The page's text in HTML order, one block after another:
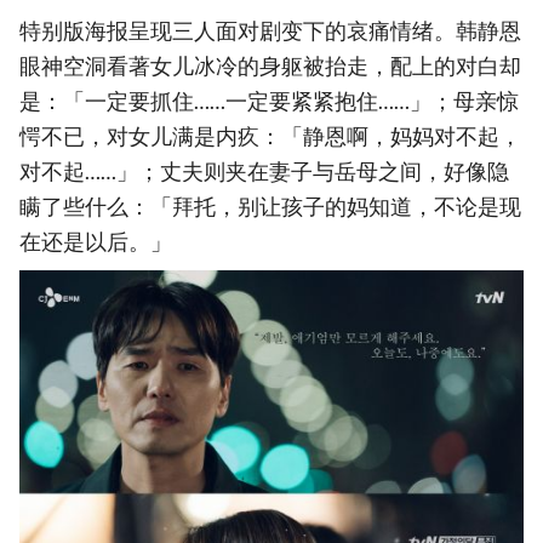
特别版海报呈现三人面对剧变下的哀痛情绪。韩静恩
眼神空洞看著女儿冰冷的身躯被抬走，配上的对白却
是：「一定要抓住……一定要紧紧抱住……」；母亲惊
愕不已，对女儿满是内疚：「静恩啊，妈妈对不起，
对不起……」；丈夫则夹在妻子与岳母之间，好像隐
瞒了些什么：「拜托，别让孩子的妈知道，不论是现
在还是以后。」